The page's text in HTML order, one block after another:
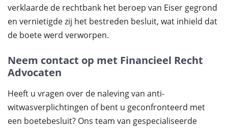
verklaarde de rechtbank het beroep van Eiser gegrond
en vernietigde zij het bestreden besluit, wat inhield dat
de boete werd verworpen.
Neem contact op met Financieel Recht
Advocaten
Heeft u vragen over de naleving van anti-
witwasverplichtingen of bent u geconfronteerd met
een boetebesluit? Ons team van gespecialiseerde